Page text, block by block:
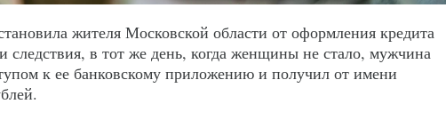
жителя Московской области от оформления кредита
следствия, в тот же день, когда женщины не стало, мужчина
к ее банковскому приложению и получил от имени